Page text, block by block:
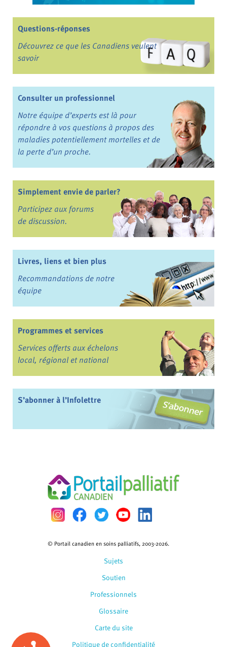
Questions-réponses
Découvrez ce que les Canadiens veulent
savoir
Consulter un professionnel
Notre équipe d’experts est là pour
répondre à vos questions à propos des
maladies potentiellement mortelles et de
la perte d’un proche.
Simplement envie de parler?
Participez aux forums
de discussion.
Livres, liens et bien plus
Recommandations de notre
équipe
Programmes et services
Services offerts aux échelons
local, régional et national
S’abonner à l’Infolettre
Sujets
Soutien
Professionnels
Glossaire
© Portail canadien en soins palliatifs, 2003-2026.
Carte du site
Politique de confidentialité